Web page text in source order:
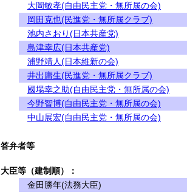
大岡敏孝(自由民主党・無所属の会)
岡田克也(民進党・無所属クラブ)
池内さおり(日本共産党)
島津幸広(日本共産党)
浦野靖人(日本維新の会)
井出庸生(民進党・無所属クラブ)
國場幸之助(自由民主党・無所属の会)
今野智博(自由民主党・無所属の会)
中山展宏(自由民主党・無所属の会)
答弁者等
大臣等（建制順）：
金田勝年(法務大臣)